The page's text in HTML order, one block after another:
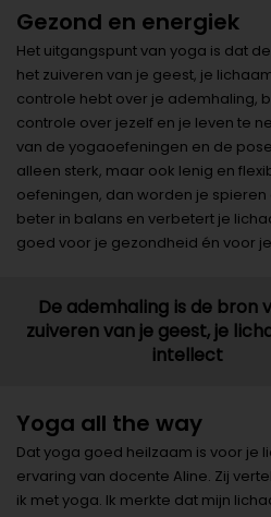
Gezond en energiek
Het uitgangspunt van yoga is dat
het zuiveren van je geest, je
controle hebt over je ademhaling,
controle over jezelf en je leven te
van de yogaoefeningen en de
alleen sterk, maar ook lenig en
oefeningen, dan worden je
beter in balans en verbetert je
goed voor je gezondheid én voor
De ademhaling is de bron
zuiveren van je geest, je
intellect
Yoga all the way
Dat yoga goed heilzaam is voor je
ervaring van docente Aline. Zij
ik met yoga. Ik merkte dat mijn